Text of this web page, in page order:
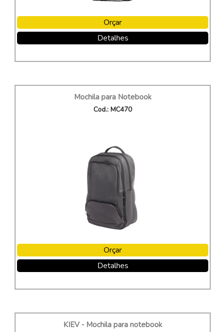
Orçar
Detalhes
Mochila para Notebook
Cod.: MC470
Orçar
Detalhes
KIEV - Mochila para notebook